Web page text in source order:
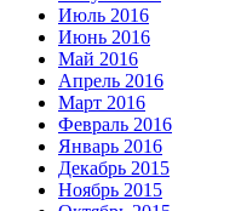
Июль 2016
Июнь 2016
Май 2016
Апрель 2016
Март 2016
Февраль 2016
Январь 2016
Декабрь 2015
Ноябрь 2015